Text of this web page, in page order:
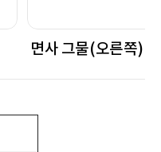
면사 그물(오른쪽)